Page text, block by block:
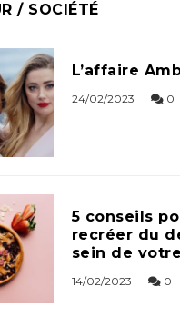
/ SOCIÉTÉ
L’affaire
24/02/2023 0
5 conseils
recréer du
sein de
14/02/2023 0